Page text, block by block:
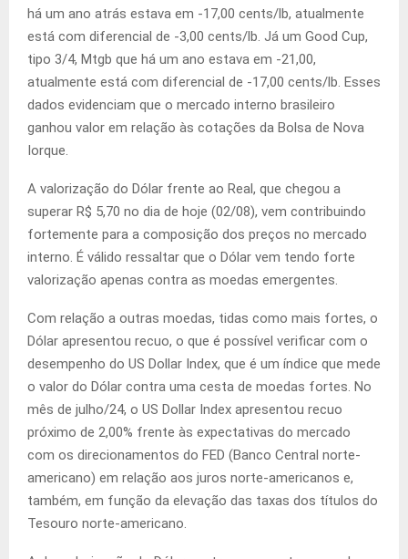
há um ano atrás estava em -17,00 cents/lb, atualmente
está com diferencial de -3,00 cents/lb. Já um Good Cup,
tipo 3/4, Mtgb que há um ano estava em -21,00,
atualmente está com diferencial de -17,00 cents/lb. Esses
dados evidenciam que o mercado interno brasileiro
ganhou valor em relação às cotações da Bolsa de Nova
Iorque.
A valorização do Dólar frente ao Real, que chegou a
superar R$ 5,70 no dia de hoje (02/08), vem contribuindo
fortemente para a composição dos preços no mercado
interno. É válido ressaltar que o Dólar vem tendo forte
valorização apenas contra as moedas emergentes.
Com relação a outras moedas, tidas como mais fortes, o
Dólar apresentou recuo, o que é possível verificar com o
desempenho do US Dollar Index, que é um índice que mede
o valor do Dólar contra uma cesta de moedas fortes. No
mês de julho/24, o US Dollar Index apresentou recuo
próximo de 2,00% frente às expectativas do mercado
com os direcionamentos do FED (Banco Central norte-
americano) em relação aos juros norte-americanos e,
também, em função da elevação das taxas dos títulos do
Tesouro norte-americano.